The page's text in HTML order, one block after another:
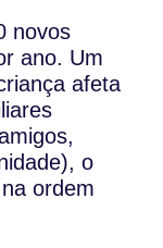
novos
ano. Um
afeta
o
ordem